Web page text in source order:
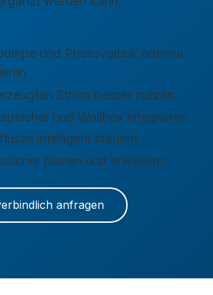
und Photovoltaik optimal
Strom besser nutzen
und Wallbox integrieren
intelligent steuern
planen und erweitern
anfragen